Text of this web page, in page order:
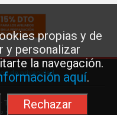
propias y de
y personalizar
la navegación.
aquí.
Rechazar
de privacidad
Teléfono: 91 577 41 13 ·